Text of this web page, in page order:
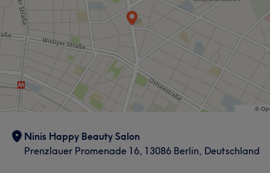
Ninis Happy Beauty Salon
Prenzlauer Promenade 16, 13086 Berlin, Deutschland